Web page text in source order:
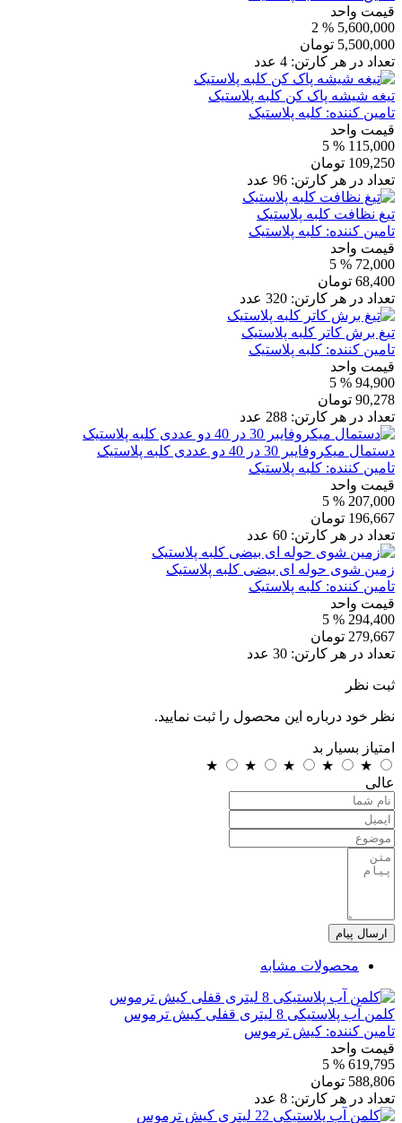
قیمت واحد
5,600,000
% 2
5,500,000 تومان
تعداد در هر کارتن: 4 عدد
تیغه شیشه پاک کن کلبه پلاستیک
تامین کننده: کلبه پلاستیک
قیمت واحد
115,000
% 5
109,250 تومان
تعداد در هر کارتن: 96 عدد
تیغ نظافت کلبه پلاستیک
تامین کننده: کلبه پلاستیک
قیمت واحد
72,000
% 5
68,400 تومان
تعداد در هر کارتن: 320 عدد
تیغ برش کاتر کلبه پلاستیک
تامین کننده: کلبه پلاستیک
قیمت واحد
94,900
% 5
90,278 تومان
تعداد در هر کارتن: 288 عدد
دستمال میکروفایبر 30 در 40 دو عددی کلبه پلاستیک
تامین کننده: کلبه پلاستیک
قیمت واحد
207,000
% 5
196,667 تومان
تعداد در هر کارتن: 60 عدد
زمین شوی حوله ای بیضی کلبه پلاستیک
تامین کننده: کلبه پلاستیک
قیمت واحد
294,400
% 5
279,667 تومان
تعداد در هر کارتن: 30 عدد
ثبت نظر
نظر خود درباره این محصول را ثبت نمایید.
امتیاز بسیار بد
★
★
★
★
★
عالی
ارسال پیام
محصولات مشابه
کلمن آب پلاستیکی 8 لیتری قفلی کیش ترموس
تامین کننده: کیش ترموس
قیمت واحد
619,795
% 5
588,806 تومان
تعداد در هر کارتن: 8 عدد